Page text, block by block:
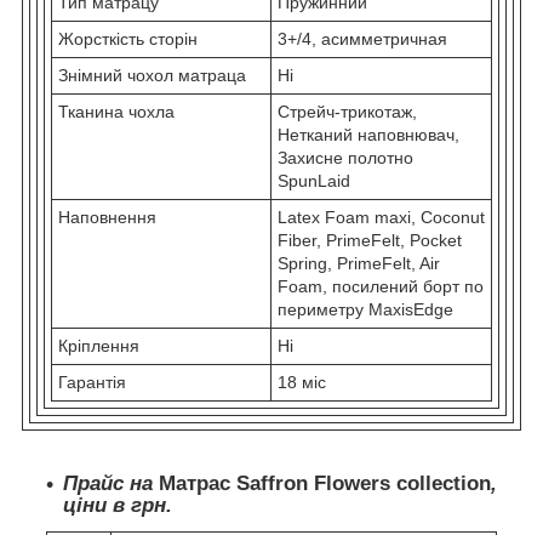
Жорсткість сторін
3+/4, асимметричная
Знімний чохол матраца
Ні
Тканина чохла
Стрейч-трикотаж,
Нетканий наповнювач,
Захисне полотно
SpunLaid
Наповнення
Latex Foam maxi, Coconut
Fiber, PrimeFelt, Pocket
Spring, PrimeFelt, Air
Foam, посилений борт по
периметру MaxisEdge
Кріплення
Нi
Гарантія
18 міс
Прайс на Матраc Saffron Flowers collection,
ціни в грн.